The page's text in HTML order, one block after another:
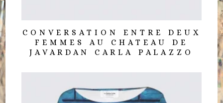
CONVERSATION ENTRE DEUX
FEMMES AU CHATEAU DE
JAVARDAN CARLA PALAZZO